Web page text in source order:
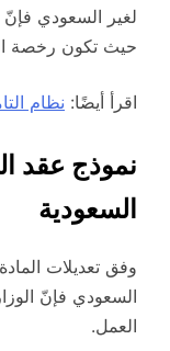
لغير السعودي
حيث تكون رخصة
اقرأ أيضًا: نظام التامينات
نموذج عقد
السعودية
وفق تعديلات
السعودي فإنّ
العمل.